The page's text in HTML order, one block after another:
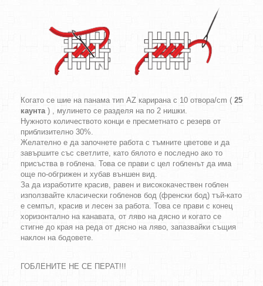
Когато се шие на панама тип AZ карирана с 10 отвора/cm ( 25
каунта) , мулинето се разделя на по 2 нишки.
Нужното количеството конци е пресметнато с резерв от
приблизително 30%.
Желателно е да започнете работа с тъмните цветове и да
завършите със светлите, като бялото е последно ако то
присъства в гоблена. Това се прави с цел гобленът да има
още по-обгрижен и хубав външен вид.
За да изработите красив, равен и висококачествен гоблен
използвайте класически гобленов бод (френски бод) тъй-като
е семпъл, красив и лесен за работа. Това се прави с конец
хоризонтално на канавата, от ляво на дясно и когато се
стигне до края на реда от дясно на ляво, запазвайки същия
наклон на бодовете.
ГОБЛЕНИТЕ НЕ СЕ ПЕРАТ!!!